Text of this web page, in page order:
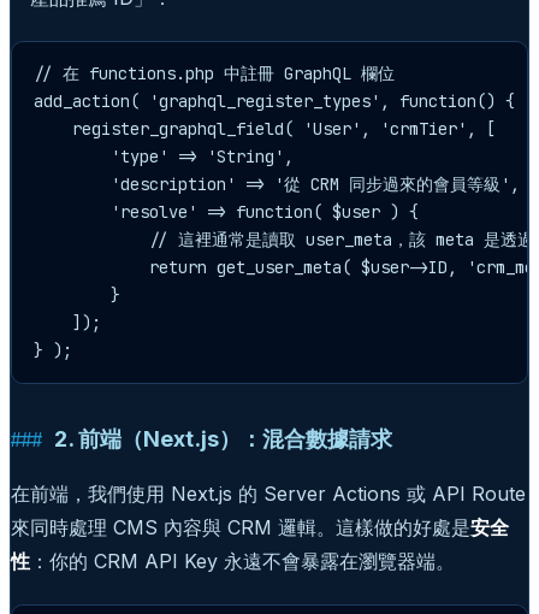
// 在 functions.php 中註冊 GraphQL 欄位
add_action( 'graphql_register_types', function() {
    register_graphql_field( 'User', 'crmTier', [
        'type' => 'String',
        'description' => '從 CRM 同步過來的會員等級',
        'resolve' => function( $user ) {
// 這裡通常是讀取 user_meta，該 meta 是透
return get_user_meta( $user->ID,
        }
    ]);
2. 前端（Next.js）：混合數據請求
在前端，我們使用 Next.js 的 Server Actions 或 API Route
來同時處理 CMS 內容與 CRM 邏輯。這樣做的好處是安全
性 ：你的 CRM API Key 永遠不會暴露在瀏覽器端。